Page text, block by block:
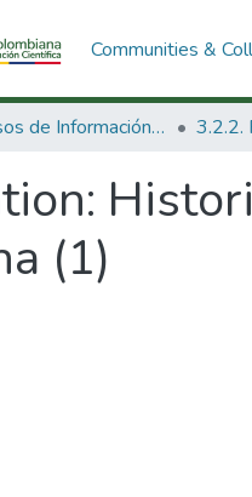
Communities &
3. Recursos de Información Científica y Tecnológica
(1)